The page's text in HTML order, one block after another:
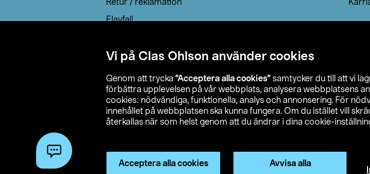
Vi på Clas Ohlson använder cookies
Genom att trycka ”Acceptera alla cookies” samtycker du till att vi
förbättra upplevelsen på vår webbplats, analysera webbplatsens
cookies: nödvändiga, funktionella, analys och annonsering. För
innehållet på webbplatsen ska kunna fungera. Om du istället vill
återkallas när som helst genom att du ändrar i dina cookie-
Acceptera alla cookies Avvisa alla
Retur / reklamation
Elavfall
Leveransalternativ